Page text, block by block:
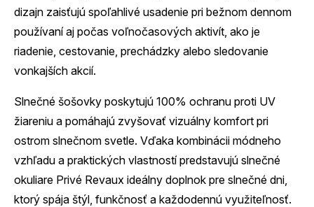
dizajn zaisťujú spoľahlivé usadenie pri bežnom dennom
používaní aj počas voľnočasových aktivít, ako je
riadenie, cestovanie, prechádzky alebo sledovanie
vonkajších akcií.
Slnečné šošovky poskytujú 100% ochranu proti UV
žiareniu a pomáhajú zvyšovať vizuálny komfort pri
ostrom slnečnom svetle. Vďaka kombinácii módneho
vzhľadu a praktických vlastností predstavujú slnečné
okuliare Privé Revaux ideálny doplnok pre slnečné dni,
ktorý spája štýl, funkčnosť a každodennú využiteľnosť.